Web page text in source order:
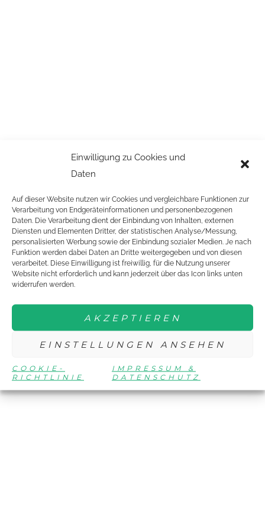
Einwilligung zu Cookies und
Daten
Auf dieser Website nutzen wir Cookies und vergleichbare Funktionen zur
Verarbeitung von Endgeräteinformationen und personenbezogenen
Daten. Die Verarbeitung dient der Einbindung von Inhalten, externen
Diensten und Elementen Dritter, der statistischen Analyse/Messung,
personalisierten Werbung sowie der Einbindung sozialer Medien. Je nach
Funktion werden dabei Daten an Dritte weitergegeben und von diesen
verarbeitet. Diese Einwilligung ist freiwillig, für die Nutzung unserer
Website nicht erforderlich und kann jederzeit über das Icon links unten
widerrufen werden.
AKZEPTIEREN
EINSTELLUNGEN ANSEHEN
COOKIE-
RICHTLINIE
IMPRESSUM &
DATENSCHUTZ